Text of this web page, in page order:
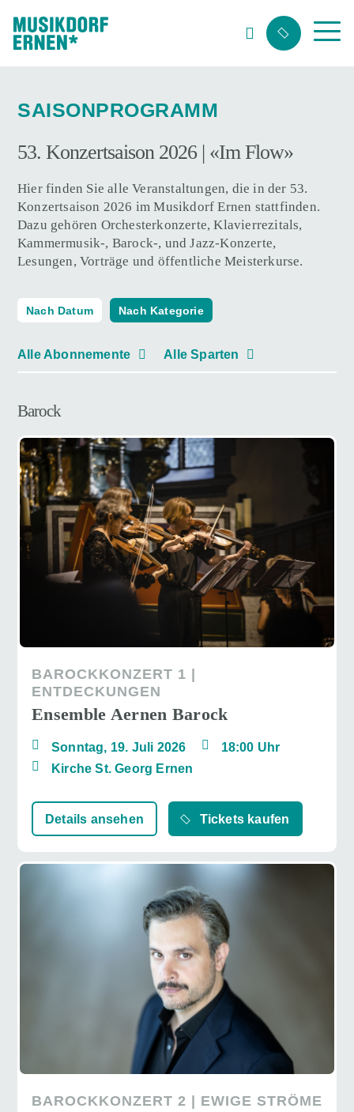
SAISONPROGRAMM
53. Konzertsaison 2026 | «Im Flow»
Hier finden Sie alle Veranstaltungen, die in der 53.
Konzertsaison 2026 im Musikdorf Ernen stattfinden.
Dazu gehören Orchesterkonzerte, Klavierrezitals,
Kammermusik-, Barock-, und Jazz-Konzerte,
Lesungen, Vorträge und öffentliche Meisterkurse.
Nach Datum Nach Kategorie
Alle Abonnemente Alle Sparten
Barock
BAROCKKONZERT 1 |
ENTDECKUNGEN
Ensemble Aernen Barock
Sonntag, 19. Juli 2026
18:00 Uhr
Kirche St. Georg Ernen
Details ansehen Tickets kaufen
BAROCKKONZERT 2 | EWIGE STRÖME